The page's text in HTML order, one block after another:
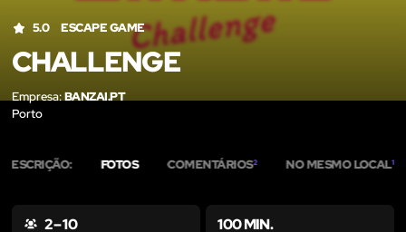
5.0 ESCAPE GAME
CHALLENGE
Empresa:BANZAI.PT
Porto
DESCRIÇÃO: FOTOS COMENTÁRIOS2 NO MESMO LOCAL1
2 – 10 100 MIN.